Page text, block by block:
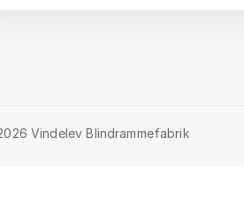
Vindelev Blindrammefabrik